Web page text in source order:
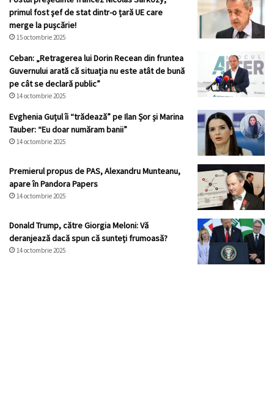
primul fost şef de stat dintr-o țară UE care
merge la pușcărie!
15 octombrie 2025
Ceban: „Retragerea lui Dorin Recean din fruntea
Guvernului arată că situația nu este atât de bună
pe cât se declară public”
14 octombrie 2025
Evghenia Guțul îi “trădează” pe Ilan Șor și Marina
Tauber: “Eu doar număram banii”
14 octombrie 2025
Premierul propus de PAS, Alexandru Munteanu,
apare în Pandora Papers
14 octombrie 2025
Donald Trump, către Giorgia Meloni: Vă
deranjează dacă spun că sunteți frumoasă?
14 octombrie 2025